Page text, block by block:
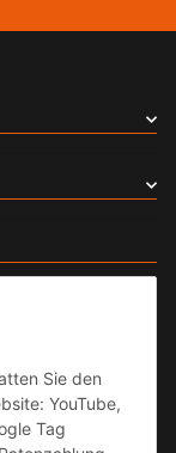
Sie den
YouTube,
Tag